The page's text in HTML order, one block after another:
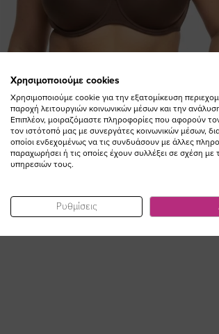
Σουτιέν plunge με μπανέλα σε καφέ χρώμα
Χρησιμοποιούμε cookies
Χρησιμοποιούμε cookie για την εξατομίκευση
παροχή λειτουργιών κοινωνικών μέσων και την
Επιπλέον, μοιραζόμαστε πληροφορίες που αφορούν
τον ιστότοπό μας με συνεργάτες κοινωνικών μέσων,
οποίοι ενδεχομένως να τις συνδυάσουν με άλλες
παραχωρήσει ή τις οποίες έχουν συλλέξει σε σχέση
υπηρεσιών τους.
Ρυθμίσεις